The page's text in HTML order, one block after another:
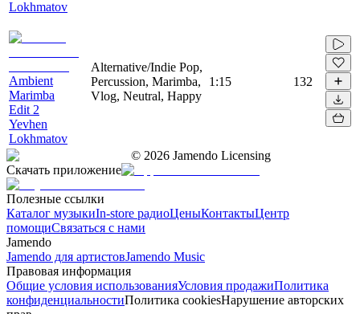
Lokhmatov
Ambient
Marimba
Edit 2
Yevhen
Lokhmatov
Alternative/Indie Pop,
Percussion, Marimba,
Vlog, Neutral, Happy
1:15 132
© 2026 Jamendo Licensing
Скачать приложение
Полезные ссылки
Каталог музыкиIn-store радиоЦеныКонтактыЦентр
помощиСвязаться с нами
Jamendo
Jamendo для артистовJamendo Music
Правовая информация
Общие условия использованияУсловия продажиПолитика
конфиденциальностиПолитика cookiesНарушение авторских